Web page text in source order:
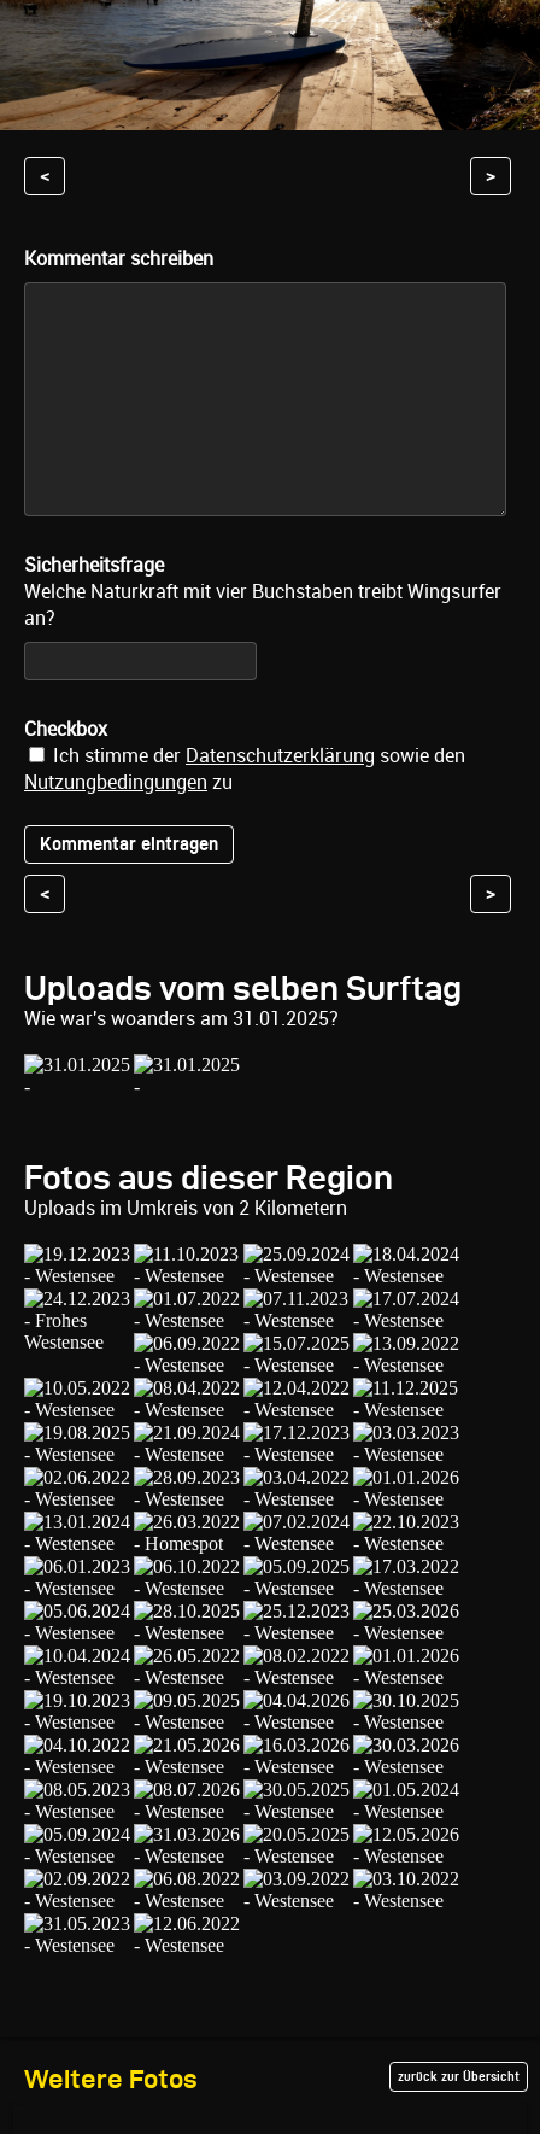
< >
Kommentar schreiben
Sicherheitsfrage
Welche Naturkraft mit vier Buchstaben treibt Wingsurfer
an?
Checkbox
Ich stimme der Datenschutzerklärung sowie den
Nutzungbedingungen zu
< >
Uploads vom selben Surftag
Wie war's woanders am 31.01.2025?
Fotos aus dieser Region
Uploads im Umkreis von 2 Kilometern
Weitere Fotos zurück zur Übersicht